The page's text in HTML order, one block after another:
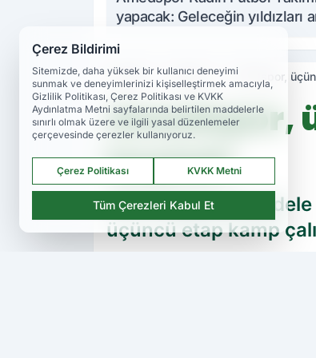
yapacak: Geleceğin yıldızları
Haberler Haberler Amedspor,
Amedspor,
başladı
TFF 1.Lig'de
üçüncü etap kamp
Çerez Bildirimi
Sitemizde, daha yüksek bir kullanıcı deneyimi
sunmak ve deneyimlerinizi kişiselleştirmek amacıyla,
Gizlilik Politikası, Çerez Politikası ve KVKK
Aydınlatma Metni sayfalarında belirtilen maddelerle
sınırlı olmak üzere ve ilgili yasal düzenlemeler
çerçevesinde çerezler kullanıyoruz.
Çerez Politikası KVKK Metni
Tüm Çerezleri Kabul Et